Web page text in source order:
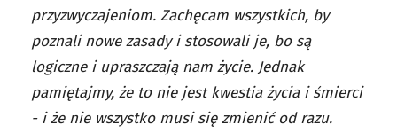
przyzwyczajeniom. Zachęcam wszystkich, by
poznali nowe zasady i stosowali je, bo są
logiczne i upraszczają nam życie. Jednak
pamiętajmy, że to nie jest kwestia życia i śmierci
- i że nie wszystko musi się zmienić od razu.